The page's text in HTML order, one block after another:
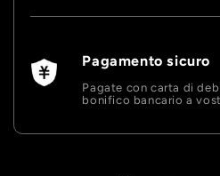
Pagamento sicuro
Pagate con carta di
bonifico bancario a